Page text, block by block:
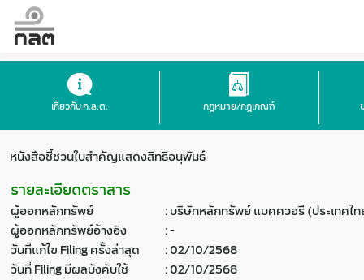
เกี่ยวกับ ก.ล.ต. กฎหมาย/กฎเกณฑ์
หนังสือชี้ชวนใบสำคัญแสดงสิทธิอนุพันธ์
รายละเอียดตราสาร
ผู้ออกหลักทรัพย์ :บริษัทหลักทรัพย์ แมคควอรี (ประเทศไ
ผู้ออกหลักทรัพย์อ้างอิง
:-
วันที่แก้ไข Filing ครั้งล่าสุด
:02/10/2568
วันที่ Filing มีผลบังคับใช้
:02/10/2568